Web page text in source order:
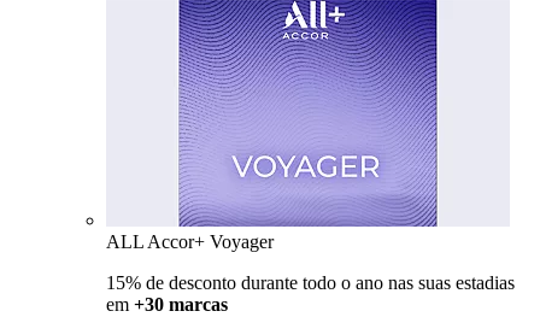
ALL Accor+ Voyager
15% de desconto durante todo o ano nas suas estadias
em +30 marcas